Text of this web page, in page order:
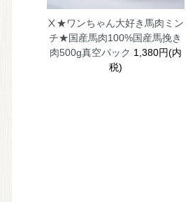
Ⅹ★ワンちゃん大好き馬肉ミン
チ★国産馬肉100%国産馬挽き
肉500g真空パック 1,380円(内
税)